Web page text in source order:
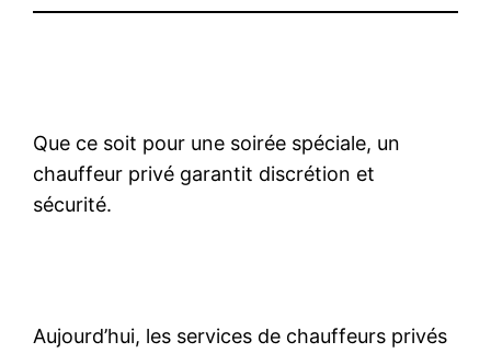
Que ce soit pour une soirée spéciale, un
chauffeur privé garantit discrétion et
sécurité.
Aujourd’hui, les services de chauffeurs privés